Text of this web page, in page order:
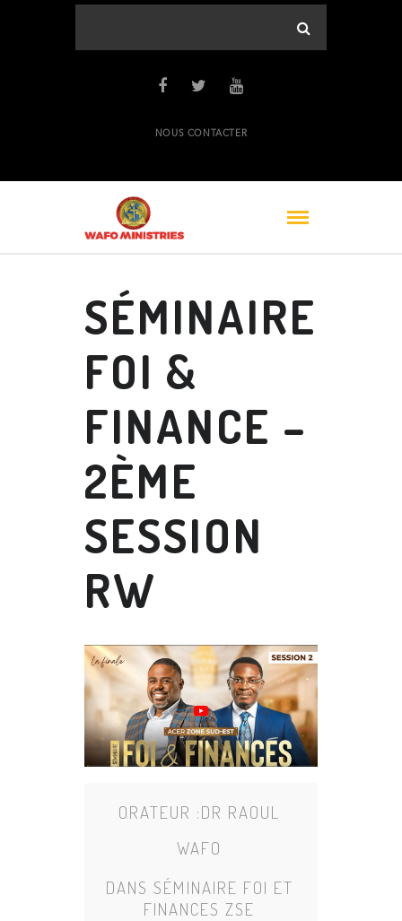
NOUS CONTACTER
SÉMINAIRE
FOI &
FINANCE –
2ÈME
SESSION
RW
ORATEUR :DR RAOUL
WAFO
DANS SÉMINAIRE FOI ET
FINANCES ZSE